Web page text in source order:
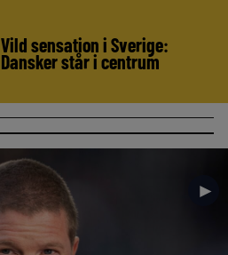
Vild sensation i Sverige:
Dansker står i centrum
►